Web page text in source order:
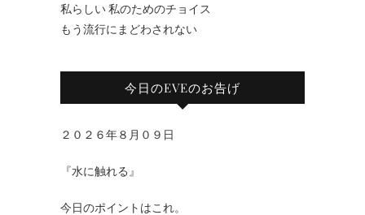
私らしい 私のためのチョイス
もう流行にまどわされない
今日のEVEのお告げ
２０２６年８月０９日
『水に触れる』
今日のポイントはこれ。